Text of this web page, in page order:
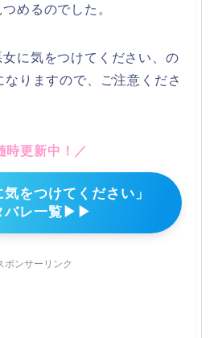
めるのでした。
に気をつけてください、の
りますので、ご注意くださ
時更新中！／
気をつけてください」
バレ一覧▶▶
ポンサーリンク